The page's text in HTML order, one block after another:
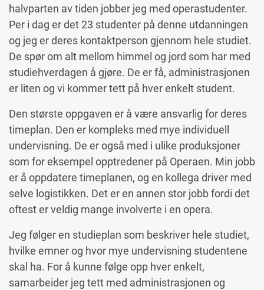
halvparten av tiden jobber jeg med operastudenter.
Per i dag er det 23 studenter på denne utdanningen
og jeg er deres kontaktperson gjennom hele studiet.
De spør om alt mellom himmel og jord som har med
studiehverdagen å gjøre. De er få, administrasjonen
er liten og vi kommer tett på hver enkelt student.
Den største oppgaven er å være ansvarlig for deres
timeplan. Den er kompleks med mye individuell
undervisning. De er også med i ulike produksjoner
som for eksempel opptredener på Operaen. Min jobb
er å oppdatere timeplanen, og en kollega driver med
selve logistikken. Det er en annen stor jobb fordi det
oftest er veldig mange involverte i en opera.
Jeg følger en studieplan som beskriver hele studiet,
hvilke emner og hvor mye undervisning studentene
skal ha. For å kunne følge opp hver enkelt,
samarbeider jeg tett med administrasjonen og